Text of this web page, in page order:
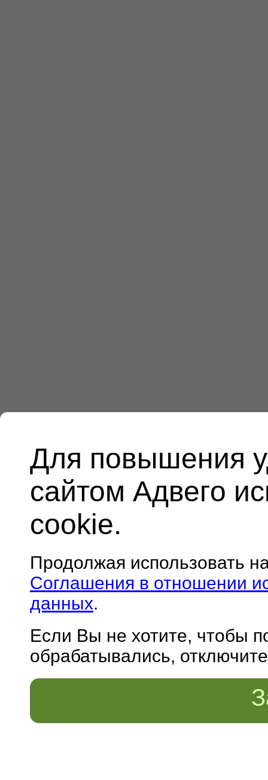
Для повышения
сайтом Адвего
cookie.
Продолжая использовать
Соглашения в отношении
данных.
Если Вы не хотите, чтобы
обрабатывались,